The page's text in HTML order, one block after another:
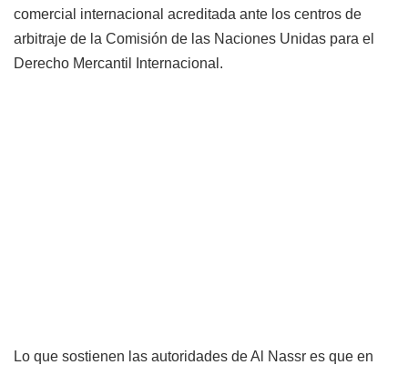
comercial internacional acreditada ante los centros de
arbitraje de la Comisión de las Naciones Unidas para el
Derecho Mercantil Internacional.
Lo que sostienen las autoridades de Al Nassr es que en